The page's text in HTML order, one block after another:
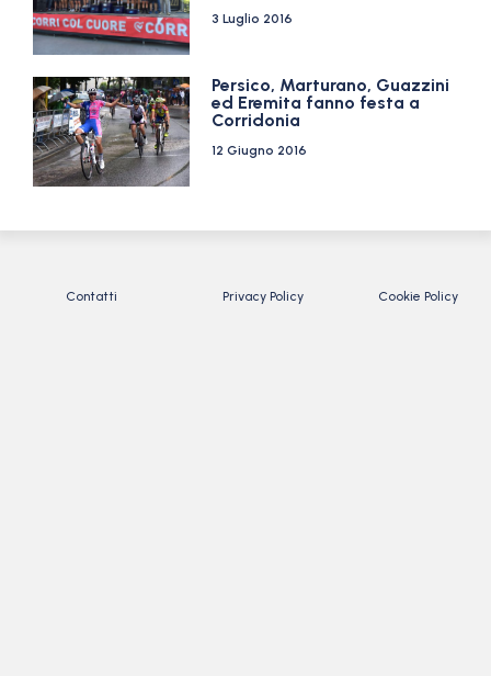
3 Luglio 2016
Persico, Marturano, Guazzini
ed Eremita fanno festa a
Corridonia
12 Giugno 2016
Contatti Privacy Policy Cookie Policy